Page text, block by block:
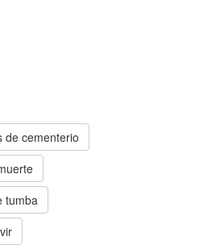
de cementerio
tumba